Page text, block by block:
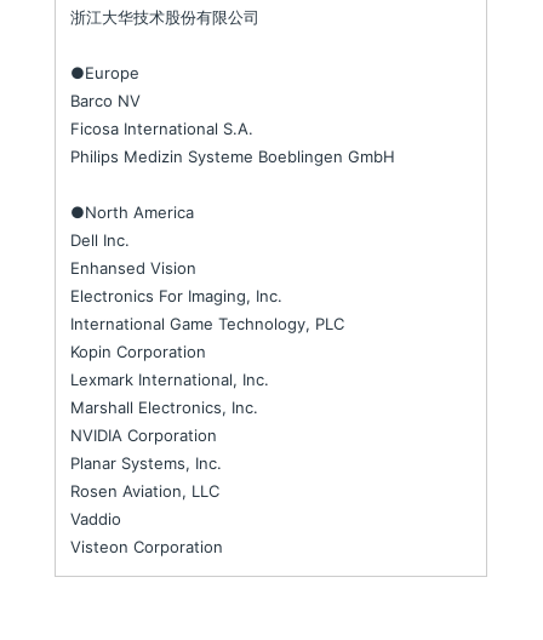
浙江大华技术股份有限公司
●Europe
Barco NV
Ficosa International S.A.
Philips Medizin Systeme Boeblingen GmbH
●North America
Dell Inc.
Enhansed Vision
Electronics For Imaging, Inc.
International Game Technology, PLC
Kopin Corporation
Lexmark International, Inc.
Marshall Electronics, Inc.
NVIDIA Corporation
Planar Systems, Inc.
Rosen Aviation, LLC
Vaddio
Visteon Corporation